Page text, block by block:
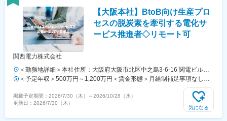
です。
【大阪本社】BtoB向け生産プロ
セスの脱炭素を牽引する電化サ
ービス推進者◇リモート可
関西電力株式会社
＜勤務地詳細＞本社住所：大阪府大阪市北区中之島3-6-16 関電ビルデ
ィング勤務地最寄駅：地下鉄四つ橋線／肥後橋駅受動喫煙対策：その他
＜予定年収＞500万円～1,200万円＜賃金形態＞月給制補足事項なし＜
賃金内訳＞月額（基本給）：250,000円～650,000円＜月給＞250,000
円～650,000円＜昇給有無＞有＜残業手当＞有＜給与補足＞※上記年収
（想定残業代を含む）は目安であり、詳細はスキル・経験を考慮し決定
掲載予定期間： 2026/7/30（木） ～2026/10/28（水）
更新日： 2026/7/30（木）
気になる